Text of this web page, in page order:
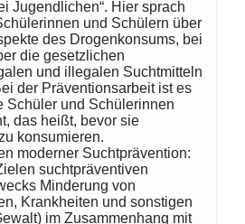
Jugendlichen“. Hier sprach
und Schülern über
des Drogenkonsums, bei
die gesetzlichen
und illegalen Suchtmitteln
der Präventionsarbeit ist es
Schüler und Schülerinnen
das heißt, bevor sie
konsumieren.
moderner Suchtprävention:
suchtpräventiven
Minderung von
Krankheiten und sonstigen
im Zusammenhang mit